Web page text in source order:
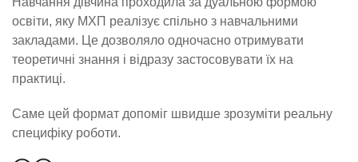
освіти, яку МХП реалізує спільно з навчальними
закладами. Це дозволяло одночасно отримувати
теоретичні знання і відразу застосовувати їх на
практиці.
Саме цей формат допоміг швидше зрозуміти реальну
специфіку роботи.